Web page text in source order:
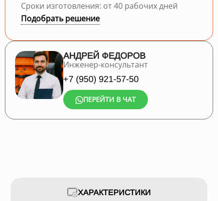
Сроки изготовления: от 40 рабочих дней
Подобрать решение
АНДРЕЙ ФЕДОРОВ
Инженер-консультант
+7 (950) 921-57-50
ПЕРЕЙТИ В ЧАТ
ХАРАКТЕРИСТИКИ